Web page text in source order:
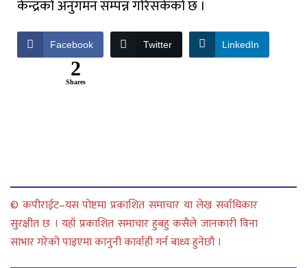
केन्द्रकोअनुगमनसम्पन्नगरिसकेकोछ ।
Facebook Twitter LinkedIn
2
Shares
© कपीराईट–यस पोष्टमा प्रकाशित समाचार या लेख सर्वाधिकार
सुरक्षीत छ । यहाँ प्रकाशित समाचार हुबहु कसैले जानकारी विना
साभार गरेको पाइएमा कानुनी कार्वाही गर्न बाध्य हुनेछौ ।